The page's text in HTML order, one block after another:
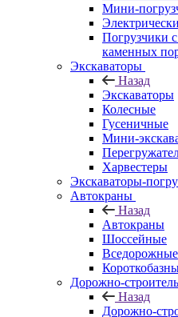
Мини-
Погрузчики
каменных
Экскаваторы
Назад
Экскаваторы
Колесные
Гусеничные
Мини-
Харвестеры
Экскаваторы-
Автокраны
Назад
Автокраны
Шоссейные
Вседорожные
Дорожно-
Назад
Дорожно-